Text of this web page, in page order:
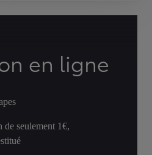
en ligne
de seulement 1€,